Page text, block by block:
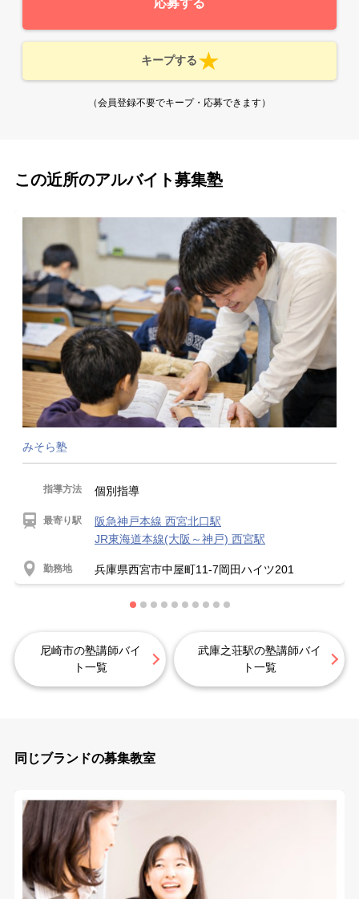
応募する
キープする
（会員登録不要でキープ・応募できます）
この近所のアルバイト募集塾
みそら塾
指導方法 個別指導
最寄り駅
阪急神戸本線 西宮北口駅
JR東海道本線(大阪～神戸) 西宮駅
勤務地 兵庫県西宮市中屋町11-7岡田ハイツ201
尼崎市の塾講師バイ
ト一覧
武庫之荘駅の塾講師バイ
ト一覧
同じブランドの募集教室